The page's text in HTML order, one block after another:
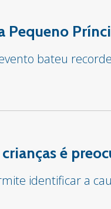
Pequeno
bateu
é
identificar a